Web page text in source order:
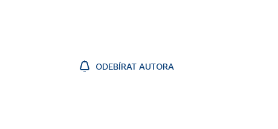
ODEBÍRAT AUTORA